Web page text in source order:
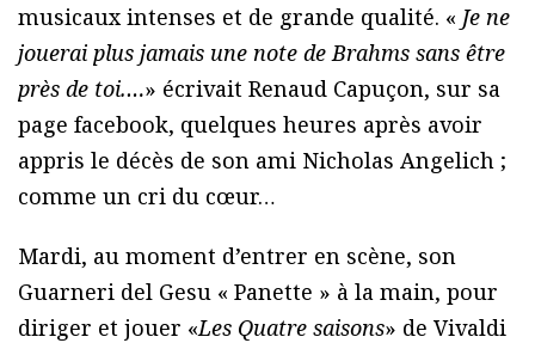
musicaux intenses et de grande qualité. « Je ne
jouerai plus jamais une note de Brahms sans être
près de toi.…» écrivait Renaud Capuçon, sur sa
page facebook, quelques heures après avoir
appris le décès de son ami Nicholas Angelich ;
comme un cri du cœur…
Mardi, au moment d’entrer en scène, son
Guarneri del Gesu « Panette » à la main, pour
diriger et jouer «Les Quatre saisons» de Vivaldi